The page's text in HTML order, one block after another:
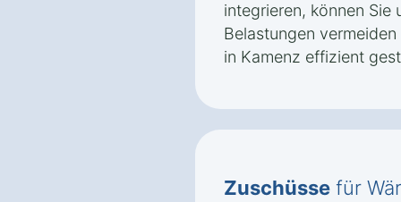
integrieren, können Sie
Belastungen
in Kamenz effizient
Zuschüsse für